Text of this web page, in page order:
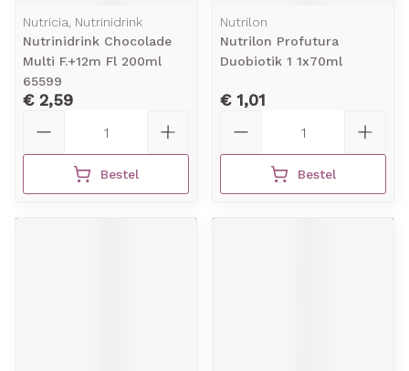
Nutricia, Nutrinidrink
Nutrinidrink Chocolade
Multi F.+12m Fl 200ml
65599
€ 2,59
Bestel
Nutrilon
Nutrilon Profutura
Duobiotik 1 1x70ml
€ 1,01
Bestel